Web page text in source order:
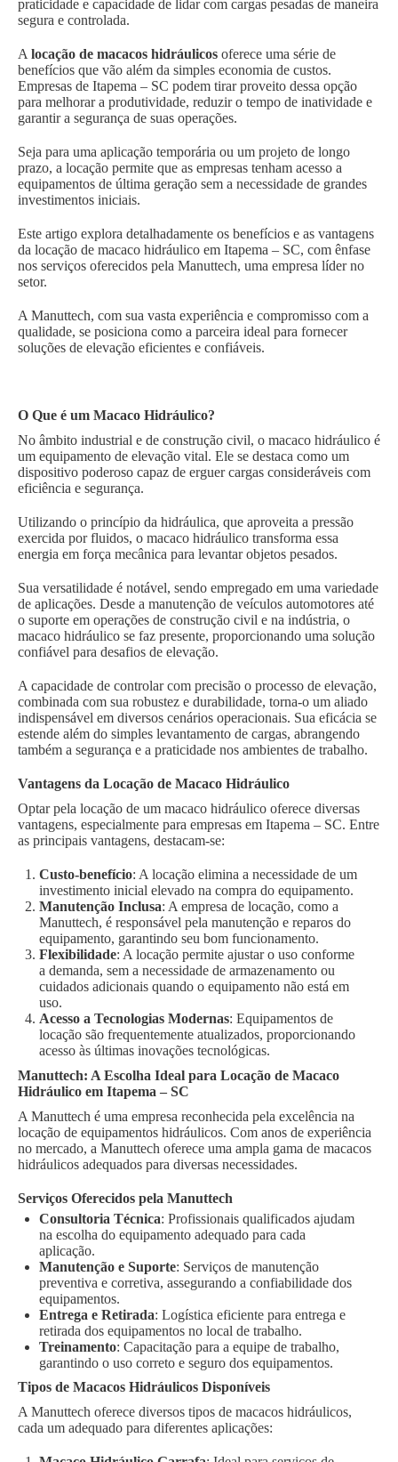
praticidade e capacidade de lidar com cargas pesadas de maneira
segura e controlada.
A locação de macacos hidráulicos oferece uma série de
benefícios que vão além da simples economia de custos.
Empresas de Itapema – SC podem tirar proveito dessa opção
para melhorar a produtividade, reduzir o tempo de inatividade e
garantir a segurança de suas operações.
Seja para uma aplicação temporária ou um projeto de longo
prazo, a locação permite que as empresas tenham acesso a
equipamentos de última geração sem a necessidade de grandes
investimentos iniciais.
Este artigo explora detalhadamente os benefícios e as vantagens
da locação de macaco hidráulico em Itapema – SC, com ênfase
nos serviços oferecidos pela Manuttech, uma empresa líder no
setor.
A Manuttech, com sua vasta experiência e compromisso com a
qualidade, se posiciona como a parceira ideal para fornecer
soluções de elevação eficientes e confiáveis.
O Que é um Macaco Hidráulico?
No âmbito industrial e de construção civil, o macaco hidráulico é
um equipamento de elevação vital. Ele se destaca como um
dispositivo poderoso capaz de erguer cargas consideráveis com
eficiência e segurança.
Utilizando o princípio da hidráulica, que aproveita a pressão
exercida por fluidos, o macaco hidráulico transforma essa
energia em força mecânica para levantar objetos pesados.
Sua versatilidade é notável, sendo empregado em uma variedade
de aplicações. Desde a manutenção de veículos automotores até
o suporte em operações de construção civil e na indústria, o
macaco hidráulico se faz presente, proporcionando uma solução
confiável para desafios de elevação.
A capacidade de controlar com precisão o processo de elevação,
combinada com sua robustez e durabilidade, torna-o um aliado
indispensável em diversos cenários operacionais. Sua eficácia se
estende além do simples levantamento de cargas, abrangendo
também a segurança e a praticidade nos ambientes de trabalho.
Vantagens da Locação de Macaco Hidráulico
Optar pela locação de um macaco hidráulico oferece diversas
vantagens, especialmente para empresas em Itapema – SC. Entre
as principais vantagens, destacam-se:
Custo-benefício: A locação elimina a necessidade de um
investimento inicial elevado na compra do equipamento.
Manutenção Inclusa: A empresa de locação, como a
Manuttech, é responsável pela manutenção e reparos do
equipamento, garantindo seu bom funcionamento.
Flexibilidade: A locação permite ajustar o uso conforme
a demanda, sem a necessidade de armazenamento ou
cuidados adicionais quando o equipamento não está em
uso.
Acesso a Tecnologias Modernas: Equipamentos de
locação são frequentemente atualizados, proporcionando
acesso às últimas inovações tecnológicas.
Manuttech: A Escolha Ideal para Locação de Macaco
Hidráulico em Itapema – SC
A Manuttech é uma empresa reconhecida pela excelência na
locação de equipamentos hidráulicos. Com anos de experiência
no mercado, a Manuttech oferece uma ampla gama de macacos
hidráulicos adequados para diversas necessidades.
Serviços Oferecidos pela Manuttech
Consultoria Técnica: Profissionais qualificados ajudam
na escolha do equipamento adequado para cada
aplicação.
Manutenção e Suporte: Serviços de manutenção
preventiva e corretiva, assegurando a confiabilidade dos
equipamentos.
Entrega e Retirada: Logística eficiente para entrega e
retirada dos equipamentos no local de trabalho.
Treinamento: Capacitação para a equipe de trabalho,
garantindo o uso correto e seguro dos equipamentos.
Tipos de Macacos Hidráulicos Disponíveis
A Manuttech oferece diversos tipos de macacos hidráulicos,
cada um adequado para diferentes aplicações: